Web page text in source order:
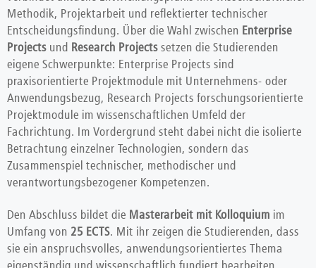
Methodik, Projektarbeit und reflektierter technischer
Entscheidungsfindung. Über die Wahl zwischen Enterprise
Projects und Research Projects setzen die Studierenden
eigene Schwerpunkte: Enterprise Projects sind
praxisorientierte Projektmodule mit Unternehmens- oder
Anwendungsbezug, Research Projects forschungsorientierte
Projektmodule im wissenschaftlichen Umfeld der
Fachrichtung. Im Vordergrund steht dabei nicht die isolierte
Betrachtung einzelner Technologien, sondern das
Zusammenspiel technischer, methodischer und
verantwortungsbezogener Kompetenzen.
Den Abschluss bildet die Masterarbeit mit Kolloquium im
Umfang von 25 ECTS. Mit ihr zeigen die Studierenden, dass
sie ein anspruchsvolles, anwendungsorientiertes Thema